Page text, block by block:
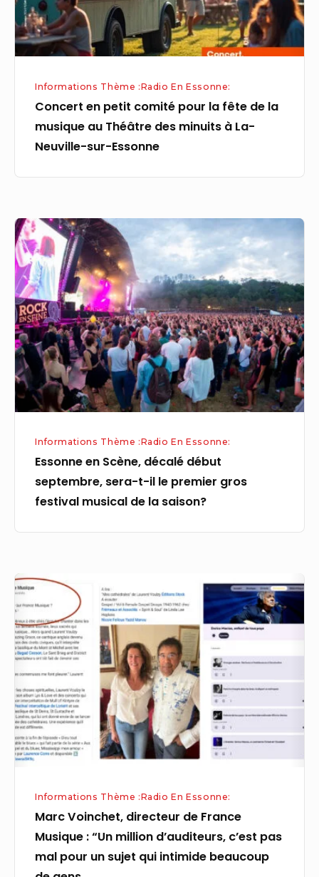
de
la
musique
Théâtre
minuits
Essonne
Informations Thème :Radio En Essonne:
Concert en petit comité pour la fête de la
musique au Théâtre des minuits à La-
Neuville-sur-Essonne
Essonne
en
Scène,
décalé
début
septembre,
sera-
t-
il
le
gros
festival
musical
Informations Thème :Radio En Essonne:
Essonne en Scène, décalé début
septembre, sera-t-il le premier gros
festival musical de la saison?
Marc
Voinchet,
directeur
de
France
:
“Un
million
d’auditeurs,
pour
Informations Thème :Radio En Essonne:
Marc Voinchet, directeur de France
Musique : “Un million d’auditeurs, c’est pas
mal pour un sujet qui intimide beaucoup